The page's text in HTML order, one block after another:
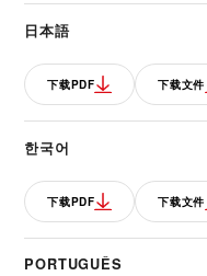
日本語
下载PDF 下载文件
한국어
下载PDF 下载文件
PORTUGUÊS